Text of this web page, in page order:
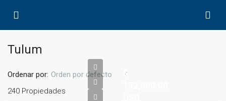
Tulum
240 Propiedades
Ordenar por: Orden por defecto
$